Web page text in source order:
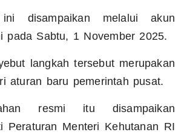
ini disampaikan melalui akun
pada Sabtu, 1 November 2025.
langkah tersebut merupakan
aturan baru pemerintah pusat.
resmi itu disampaikan
Peraturan Menteri Kehutanan RI